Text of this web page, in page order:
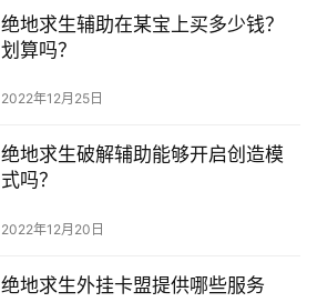
绝地求生辅助在某宝上买多少钱？
划算吗？
2022年12月25日
绝地求生破解辅助能够开启创造模
式吗？
2022年12月20日
绝地求生外挂卡盟提供哪些服务